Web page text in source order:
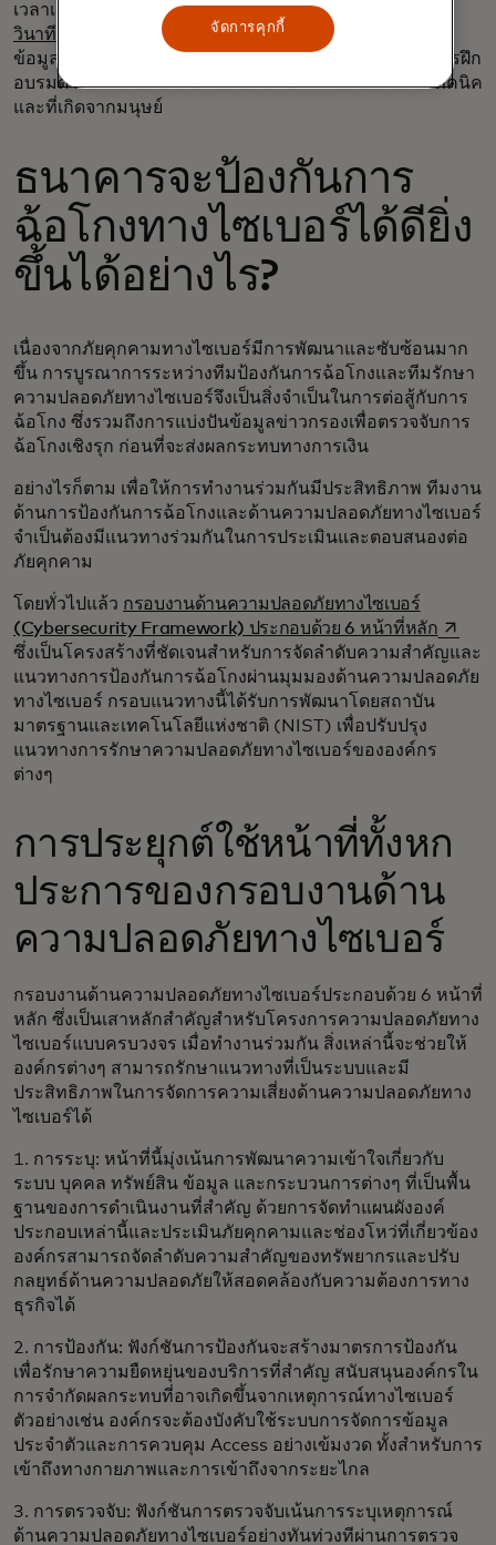
เวลาเฉลี่ยที่ผู้ใช้ตกเป็นเหยื่อของอีเมลฟิชชิ่งนั้นต่ำกว่า
วินาที และปัจจัยด้านมนุษย์เป็นส่วนสำคัญของการละเมิด
ข้อมูลถึง 68% ในปี 2024 ซึ่งเน้นย้ำถึงความสำคัญของการฝึก
อบรมด้านความปลอดภัยเพื่อรับมือกับความเสี่ยงทั้งทางเทคนิค
และที่เกิดจากมนุษย์
ธนาคารจะป้องกันการ
ฉ้อโกงทางไซเบอร์ได้ดียิ่ง
ขึ้นได้อย่างไร?
เนื่องจากภัยคุกคามทางไซเบอร์มีการพัฒนาและซับซ้อนมาก
ขึ้น การบูรณาการระหว่างทีมป้องกันการฉ้อโกงและทีมรักษา
ความปลอดภัยทางไซเบอร์จึงเป็นสิ่งจำเป็นในการต่อสู้กับการ
ฉ้อโกง ซึ่งรวมถึงการแบ่งปันข้อมูลข่าวกรองเพื่อตรวจจับการ
ฉ้อโกงเชิงรุก ก่อนที่จะส่งผลกระทบทางการเงิน
อย่างไรก็ตาม เพื่อให้การทำงานร่วมกันมีประสิทธิภาพ ทีมงาน
ด้านการป้องกันการฉ้อโกงและด้านความปลอดภัยทางไซเบอร์
จำเป็นต้องมีแนวทางร่วมกันในการประเมินและตอบสนองต่อ
ภัยคุกคาม
​​โดยทั่วไปแล้ว กรอบงานด้านความปลอดภัยทางไซเบอร์
(Cybersecurity Framework) ประกอบด้วย 6 หน้าที่หลักopens
ซึ่งเป็นโครงสร้างที่ชัดเจนสำหรับการจัดลำดับความสำคัญและ
แนวทางการป้องกันการฉ้อโกงผ่านมุมมองด้านความปลอดภัย
ทางไซเบอร์ กรอบแนวทางนี้ได้รับการพัฒนาโดยสถาบัน
มาตรฐานและเทคโนโลยีแห่งชาติ (NIST) เพื่อปรับปรุง
แนวทางการรักษาความปลอดภัยทางไซเบอร์ขององค์กร
ต่างๆ
การประยุกต์ใช้หน้าที่ทั้งหก
ประการของกรอบงานด้าน
ความปลอดภัยทางไซเบอร์
กรอบงานด้านความปลอดภัยทางไซเบอร์ประกอบด้วย 6 หน้าที่
หลัก ซึ่งเป็นเสาหลักสำคัญสำหรับโครงการความปลอดภัยทาง
ไซเบอร์แบบครบวงจร เมื่อทำงานร่วมกัน สิ่งเหล่านี้จะช่วยให้
องค์กรต่างๆ สามารถรักษาแนวทางที่เป็นระบบและมี
ประสิทธิภาพในการจัดการความเสี่ยงด้านความปลอดภัยทาง
ไซเบอร์ได้
1. การระบุ: หน้าที่นี้มุ่งเน้นการพัฒนาความเข้าใจเกี่ยวกับ
ระบบ บุคคล ทรัพย์สิน ข้อมูล และกระบวนการต่างๆ ที่เป็นพื้น
ฐานของการดำเนินงานที่สำคัญ ด้วยการจัดทำแผนผังองค์
ประกอบเหล่านี้และประเมินภัยคุกคามและช่องโหว่ที่เกี่ยวข้อง
องค์กรสามารถจัดลำดับความสำคัญของทรัพยากรและปรับ
กลยุทธ์ด้านความปลอดภัยให้สอดคล้องกับความต้องการทาง
ธุรกิจได้
2. การป้องกัน: ฟังก์ชันการป้องกันจะสร้างมาตรการป้องกัน
เพื่อรักษาความยืดหยุ่นของบริการที่สำคัญ สนับสนุนองค์กรใน
การจำกัดผลกระทบที่อาจเกิดขึ้นจากเหตุการณ์ทางไซเบอร์
ตัวอย่างเช่น องค์กรจะต้องบังคับใช้ระบบการจัดการข้อมูล
ประจำตัวและการควบคุม Access อย่างเข้มงวด ทั้งสำหรับการ
เข้าถึงทางกายภาพและการเข้าถึงจากระยะไกล
3. การตรวจจับ: ฟังก์ชันการตรวจจับเน้นการระบุเหตุการณ์
ด้านความปลอดภัยทางไซเบอร์อย่างทันท่วงทีผ่านการตรวจ
จัดการคุกกี้